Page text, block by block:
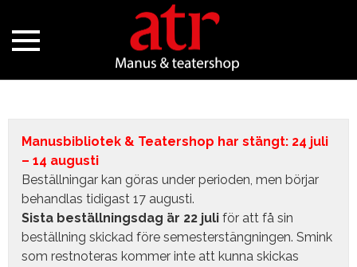
Manusbibliotek & Teatershop har stängt: 24 juli
– 14 augusti
Beställningar kan göras under perioden, men börjar
behandlas tidigast 17 augusti.
Sista beställningsdag är 22 juli för att få sin
beställning skickad före semesterstängningen. Smink
som restnoteras kommer inte att kunna skickas